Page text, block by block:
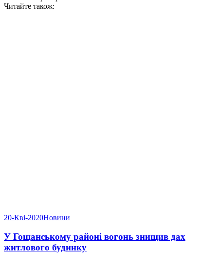
Читайте також:
20-Кві-2020Новини
У Гощанському районі вогонь знищив дах
житлового будинку